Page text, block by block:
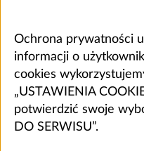
Ochrona prywatności
informacji o
cookies
„USTAWIENIA
potwierdzić swoje
DO SERWISU”.